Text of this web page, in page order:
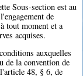
Sous-section est au
de
tout moment et a
acquises.
auxquelles
de la convention de
48, § 6, de